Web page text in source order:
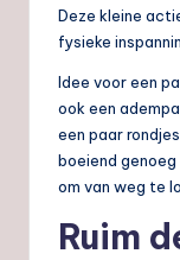
Deze kleine
fysieke
Idee voor een
ook een
een paar
boeiend
om van weg te
Ruim